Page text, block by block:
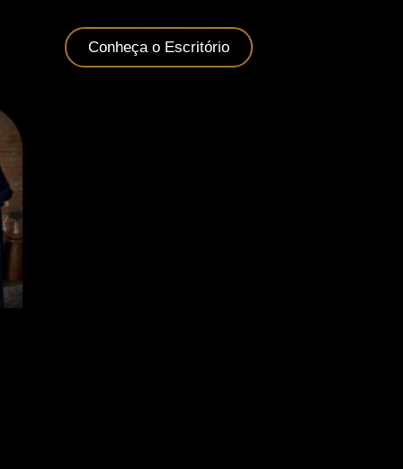
Conheça o Escritório